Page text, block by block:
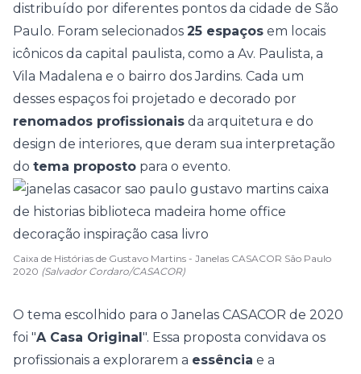
distribuído por diferentes pontos da cidade de São
Paulo. Foram selecionados 25 espaços em locais
icônicos da capital paulista, como a Av. Paulista, a
Vila Madalena e o bairro dos Jardins. Cada um
desses espaços foi projetado e decorado por
renomados profissionais da arquitetura e do
design de interiores, que deram sua interpretação
do tema proposto para o evento.
Caixa de Histórias de Gustavo Martins - Janelas CASACOR São Paulo
2020 (Salvador Cordaro/CASACOR)
O tema escolhido para o Janelas CASACOR de 2020
foi "A Casa Original". Essa proposta convidava os
profissionais a explorarem a essência e a